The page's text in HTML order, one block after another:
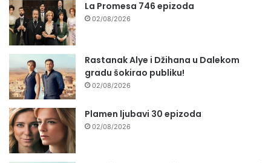
La Promesa 746 epizoda
02/08/2026
Rastanak Alye i Džihana u Dalekom
gradu šokirao publiku!
02/08/2026
Plamen ljubavi 30 epizoda
02/08/2026